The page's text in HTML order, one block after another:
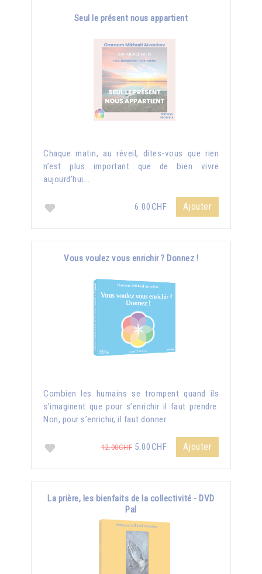
Seul le présent nous appartient
Chaque matin, au réveil, dites-vous que rien
n’est plus important que de bien vivre
aujourd’hui...
6.00CHF Ajouter
Vous voulez vous enrichir ? Donnez !
Combien les humains se trompent quand ils
s’imaginent que pour s’enrichir il faut prendre.
Non, pour s’enrichir, il faut donner.
12.00CHF 5.00CHF Ajouter
La prière, les bienfaits de la collectivité - DVD
Pal